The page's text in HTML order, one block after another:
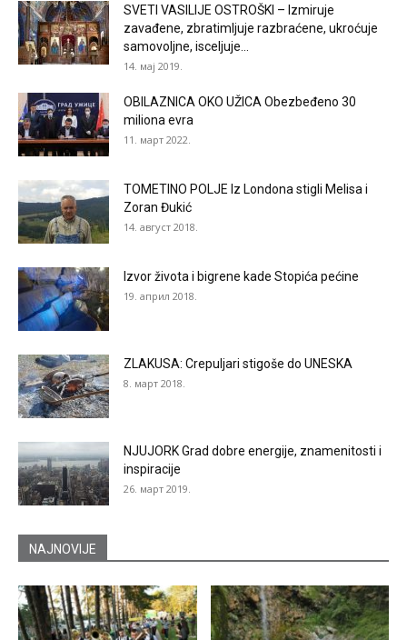
SVETI VASILIJE OSTROŠKI – Izmiruje
zavađene, zbratimljuje razbraćene, ukroćuje
samovoljne, isceljuje...
14. мај 2019.
OBILAZNICA OKO UŽICA Obezbeđeno 30
miliona evra
11. март 2022.
TOMETINO POLJE Iz Londona stigli Melisa i
Zoran Đukić
14. август 2018.
Izvor života i bigrene kade Stopića pećine
19. април 2018.
ZLAKUSA: Crepuljari stigoše do UNESKA
8. март 2018.
NJUJORK Grad dobre energije, znamenitosti i
inspiracije
26. март 2019.
NAJNOVIJE